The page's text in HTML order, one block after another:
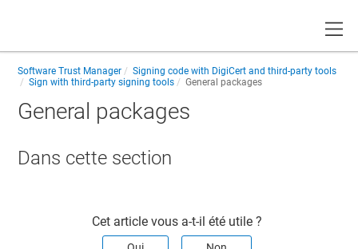
Software Trust Manager
Signing code with DigiCert and third-party tools
Sign with third-party signing tools
General packages
General packages
Dans cette section​
Cet article vous a-t-il été utile ?